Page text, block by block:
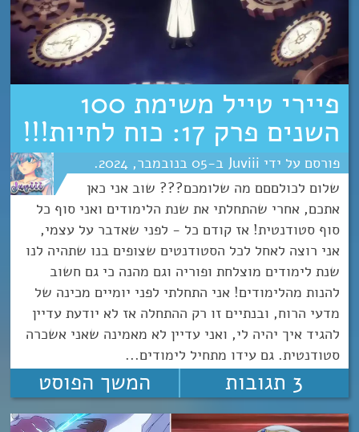
פיירי טייל משימת 100
השנים פרק 17: כוח לחיות!!!
Juviii
05 נובמבר 2024
שלום לכולםםם מה שלומכם??? שוב אני כאן
אתכם, אחרי שהתחלתי את שנת הלימודים ואני סוף כל
סוף סטודנטית! אז קודם כל - לפני שאדבר על עצמי,
אני רוצה לאחל לכל הסטודנטים שצופים בנו שתהיה לנו
שנת לימודים מוצלחת ופוריה וגם מהנה כי גם חשוב
להנות מהלימודים! אני התחלתי לפני יומיים מכינה של
מדעי הרוח, ובנתיים זו רק ההתחלה אז לא יודעת עדיין
להגיד איך יהיה לי, ואני עדיין לא מאמינה שאני אשכרה
סטודנטית. גם עידו מתחיל לימודים...
3 תגובות המשך הפוסט